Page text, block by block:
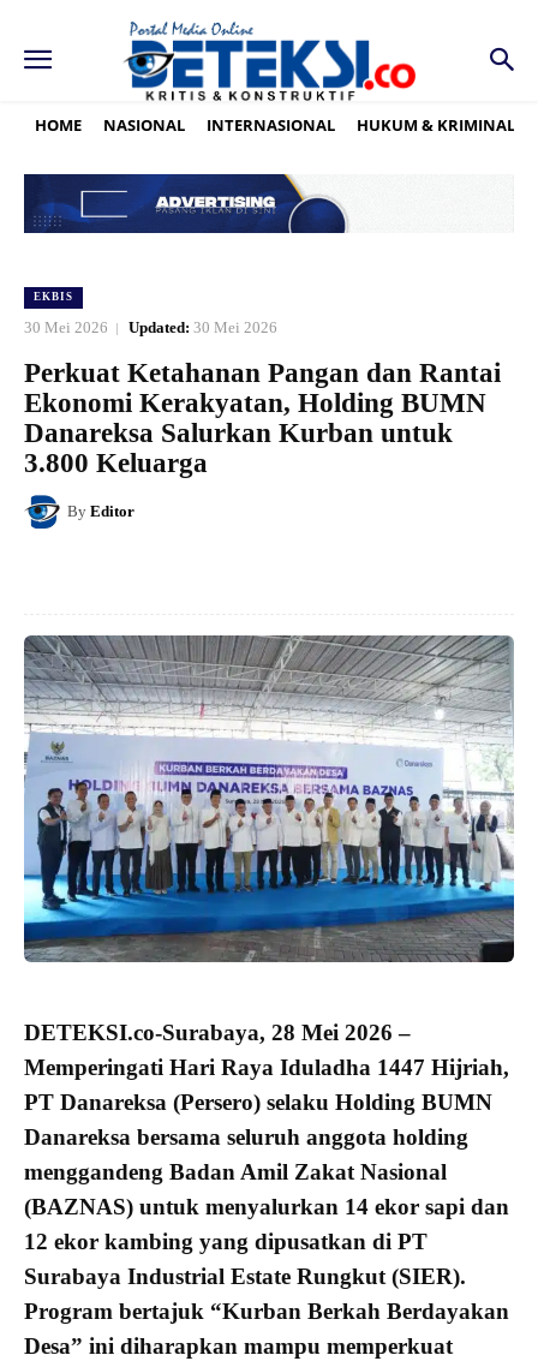
HOME NASIONAL INTERNASIONAL HUKUM & KRIMINAL
EKBIS
30 Mei 2026 Updated: 30 Mei 2026
Perkuat Ketahanan Pangan dan Rantai
Ekonomi Kerakyatan, Holding BUMN
Danareksa Salurkan Kurban untuk
3.800 Keluarga
By Editor
DETEKSI.co-Surabaya, 28 Mei 2026 –
Memperingati Hari Raya Iduladha 1447 Hijriah,
PT Danareksa (Persero) selaku Holding BUMN
Danareksa bersama seluruh anggota holding
menggandeng Badan Amil Zakat Nasional
(BAZNAS) untuk menyalurkan 14 ekor sapi dan
12 ekor kambing yang dipusatkan di PT
Surabaya Industrial Estate Rungkut (SIER).
Program bertajuk “Kurban Berkah Berdayakan
Desa” ini diharapkan mampu memperkuat